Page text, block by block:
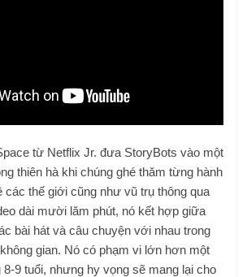
từ Netflix Jr. đưa StoryBots vào một
thiên hà khi chúng ghé thăm từng hành
các thế giới cũng như vũ trụ thông qua
dài mười lăm phút, nó kết hợp giữa
bài hát và câu chuyện với nhau trong
gian. Nó có phạm vi lớn hơn một
8-9 tuổi, nhưng hy vọng sẽ mang lại cho